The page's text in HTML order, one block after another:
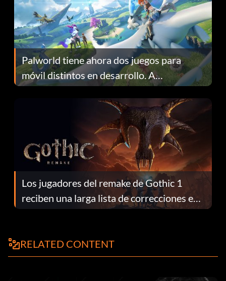
Palworld tiene ahora dos juegos para
móvil distintos en desarrollo. A
continuación te explicamos por qué.
Los jugadores del remake de Gothic 1
reciben una larga lista de correcciones en
el parche 1.0.4
RELATED CONTENT